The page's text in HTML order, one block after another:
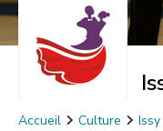
Accueil Culture